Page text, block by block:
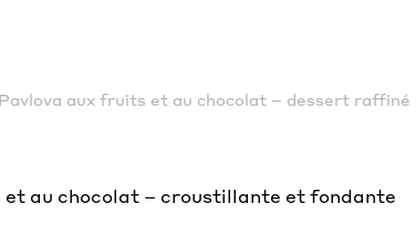
Pavlova aux fruits et au chocolat – dessert raffiné